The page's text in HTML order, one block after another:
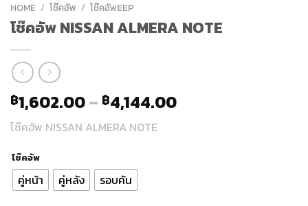
HOME / โช๊คอัพ / โช๊คอัพEEP
โช๊คอัพ NISSAN ALMERA NOTE
฿1,602.00– ฿4,144.00
โช๊คอัพ NISSAN ALMERA NOTE
โช๊คอัพ
คู่หน้า คู่หลัง รอบคัน